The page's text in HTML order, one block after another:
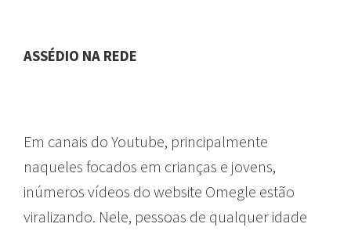
ASSÉDIO NA REDE
Em canais do Youtube, principalmente
naqueles focados em crianças e jovens,
inúmeros vídeos do website Omegle estão
viralizando. Nele, pessoas de qualquer idade